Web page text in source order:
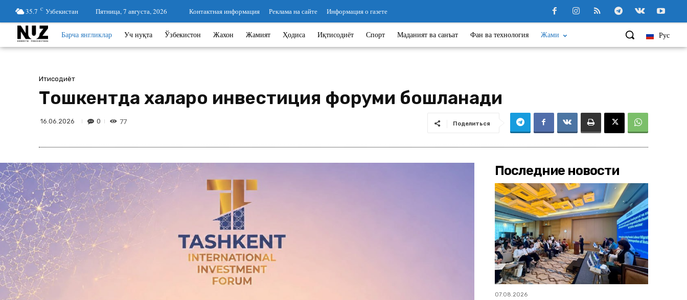
35.7 C Узбекистан Пятница, 7 августа, 2026 Контактная информация Реклама на сайте Информация о газете
Рус
Барча янгликлар Уч нуқта Ўзбекистон Жахон Жамият Ҳодиса Иқтисодиёт Спорт Маданият ва санъат Фан ва технология Жами
Иқтисодиёт
Тошкентда халқаро инвестиция форуми бошланади
16.06.2026 0 77 Поделиться
Последние новости
07.08.2026